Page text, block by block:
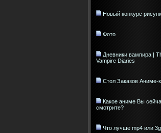
Новый конкурс
Фото
Дневники вампира |
Vampire Diaries
Стол Заказов Аниме-
Какое аниме Вы
смотрите?
Что лучше mp4 или